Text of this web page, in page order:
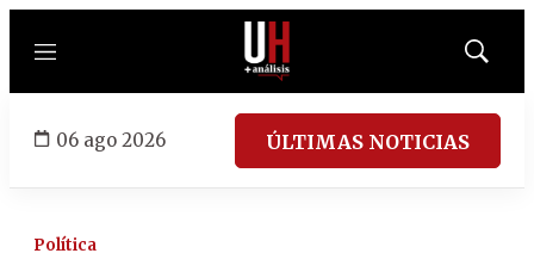
Menú
Mostrar
06 ago 2026 ÚLTIMAS NOTICIAS
Política